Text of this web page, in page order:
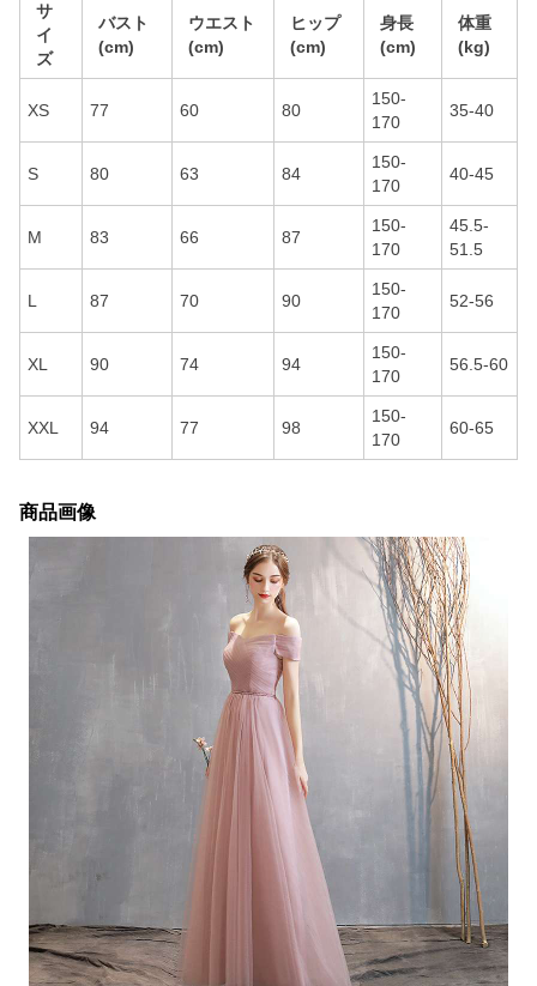
サ
イ
ズ
バスト
(cm)
ウエスト
(cm)
ヒップ
(cm)
身長
(cm)
体重
(kg)
XS 77 60 80
150-
170
35-40
S 80 63 84
150-
170
40-45
M 83 66 87
150-
170
45.5-
51.5
L 87 70 90
150-
170
52-56
XL 90 74 94
150-
170
56.5-60
XXL 94 77 98
150-
170
60-65
商品画像